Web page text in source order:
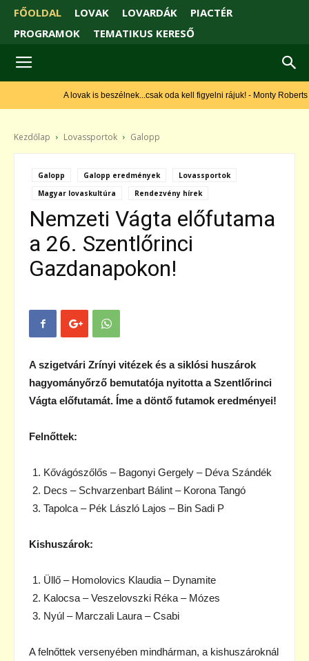
FŐOLDAL LOVAK LOVARDÁK
PIACTÉR
PROGRAMOK
TEMATIKUS KERESŐ
A lovak is beszélnek...csak oda kell figyelni rájuk! - Monty Roberts
Kezdőlap Lovassportok Galopp
Galopp Galopp eredmények
Lovassportok
Magyar lovaskultúra
Rendezvény hírek
Nemzeti Vágta előfutama
a 26. Szentlőrinci
Gazdanapokon!
A szigetvári Zrínyi vitézek és a siklósi huszárok
hagyományőrző bemutatója nyitotta a Szentlőrinci
Vágta előfutamát. Íme a döntő futamok eredményei!
Felnőttek:
Kővágószőlős – Bagonyi Gergely – Déva Szándék
Decs – Schvarzenbart Bálint – Korona Tangó
Tapolca – Pék László Lajos – Bin Sadi P
Kishuszárok:
Üllő – Homolovics Klaudia – Dynamite
Kalocsa – Veszelovszki Réka – Mózes
Nyúl – Marczali Laura – Csabi
A felnőttek versenyében mindhárman, a kishuszároknál